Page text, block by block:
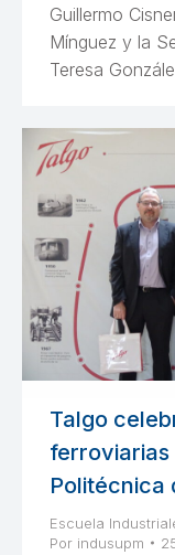
Guillermo
Mínguez y la
Teresa
Talgo
ferroviarias
Politécnica
Escuela
Por indusupm